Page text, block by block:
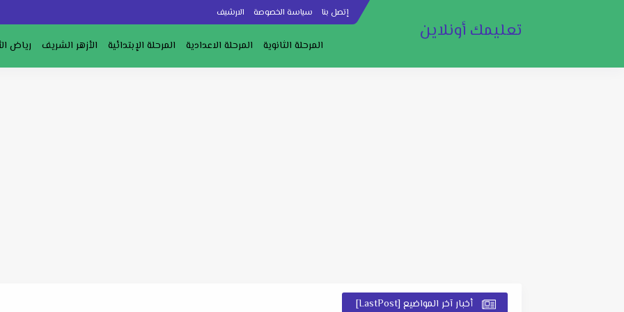
إتصل بنا سياسة الخصوصة الارشيف
تعليمك أونلاين
المرحلة الثانوية المرحلة الاعدادية المرحلة الإبتدائية الأزهر الشريف رياض
أخبار آخر المواضيع [LastPost]